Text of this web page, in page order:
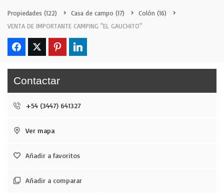
Propiedades (122) Casa de campo (17) Colón (16)
VENTA DE IMPORTANTE CAMPING "EL GAUCHITO"
Contactar
+54 (3447) 641327
Ver mapa
Añadir a favoritos
Añadir a comparar